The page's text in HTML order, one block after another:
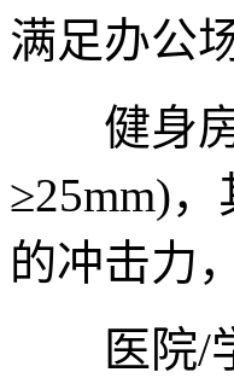
满足办公
健身房/
≥25mm)
的冲击力
医院/学